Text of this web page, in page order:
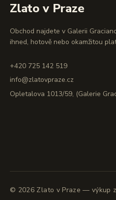
Zlato v Praze
Obchod najdete v Galerii
ihned, hotově nebo okamžitou
+420 725 142 519
info@zlatovpraze.cz
Opletalova 1013/59, (Galerie
© 2026 Zlato v Praze — výkup